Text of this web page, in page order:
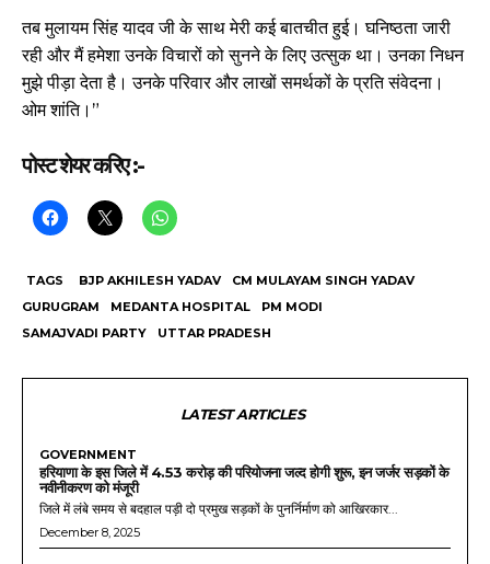
तब मुलायम सिंह यादव जी के साथ मेरी कई बातचीत हुई। घनिष्ठता जारी
रही और मैं हमेशा उनके विचारों को सुनने के लिए उत्सुक था। उनका निधन
मुझे पीड़ा देता है। उनके परिवार और लाखों समर्थकों के प्रति संवेदना।
ओम शांति।”
पोस्ट शेयर करिए :-
TAGS BJP AKHILESH YADAV
CM MULAYAM SINGH YADAV
GURUGRAM
MEDANTA HOSPITAL
PM MODI
SAMAJVADI PARTY
UTTAR PRADESH
LATEST ARTICLES
GOVERNMENT
हरियाणा के इस जिले में 4.53 करोड़ की परियोजना जल्द होगी शुरू, इन जर्जर सड़कों के
नवीनीकरण को मंजूरी
जिले में लंबे समय से बदहाल पड़ी दो प्रमुख सड़कों के पुनर्निर्माण को आखिरकार...
December 8, 2025